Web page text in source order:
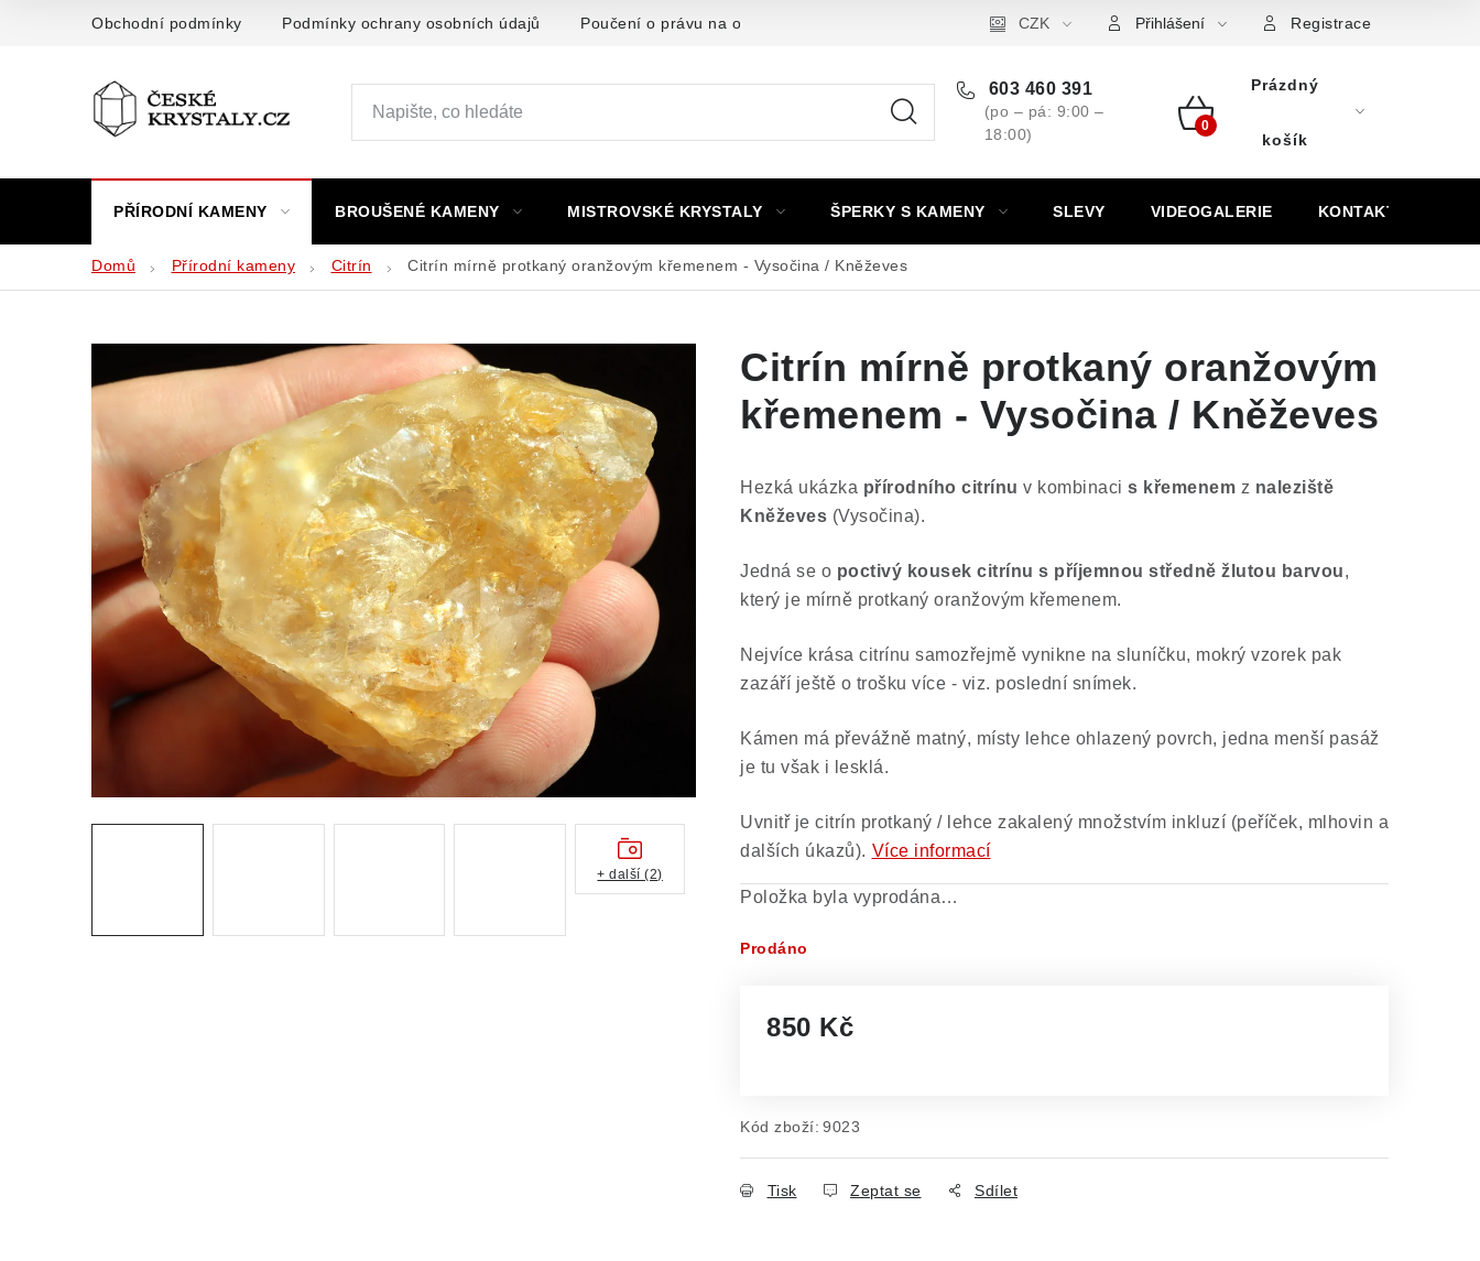
Obchodní podmínky Podmínky ochrany osobních údajů Poučení o právu na odstoupení od smlouvy Puncovní značky Výkup minerálů a drahých kamenů
CZK Přihlášení Registrace
603 460 391
(po – pá: 9:00 –
18:00)
Nákupní
Prázdný
košík
PŘÍRODNÍ KAMENY BROUŠENÉ KAMENY MISTROVSKÉ KRYSTALY ŠPERKY S KAMENY SLEVY VIDEOGALERIE KONTAKT
Domů Přírodní kameny Citrín Citrín mírně protkaný oranžovým křemenem - Vysočina / Kněževes
Citrín mírně protkaný oranžovým
křemenem - Vysočina / Kněževes
Hezká ukázka přírodního citrínu v kombinaci s křemenem z naleziště
Kněževes (Vysočina).
Jedná se o poctivý kousek citrínu s příjemnou středně žlutou barvou,
který je mírně protkaný oranžovým křemenem.
Nejvíce krása citrínu samozřejmě vynikne na sluníčku, mokrý vzorek pak
zazáří ještě o trošku více - viz. poslední snímek.
Kámen má převážně matný, místy lehce ohlazený povrch, jedna menší pasáž
je tu však i lesklá.
Uvnitř je citrín protkaný / lehce zakalený množstvím inkluzí (peříček, mlhovin a
dalších úkazů). Více informací
Položka byla vyprodána…
Prodáno
850 Kč
Kód zboží: 9023
Tisk Zeptat se Sdílet
+ další (2)